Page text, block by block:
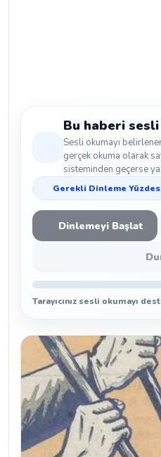
Bu haberi
Sesli okumayı
gerçek okuma olarak
sisteminden geçerse
Gerekli Dinleme
Dinlemeyi Başlat
Tarayıcınız sesli okumayı